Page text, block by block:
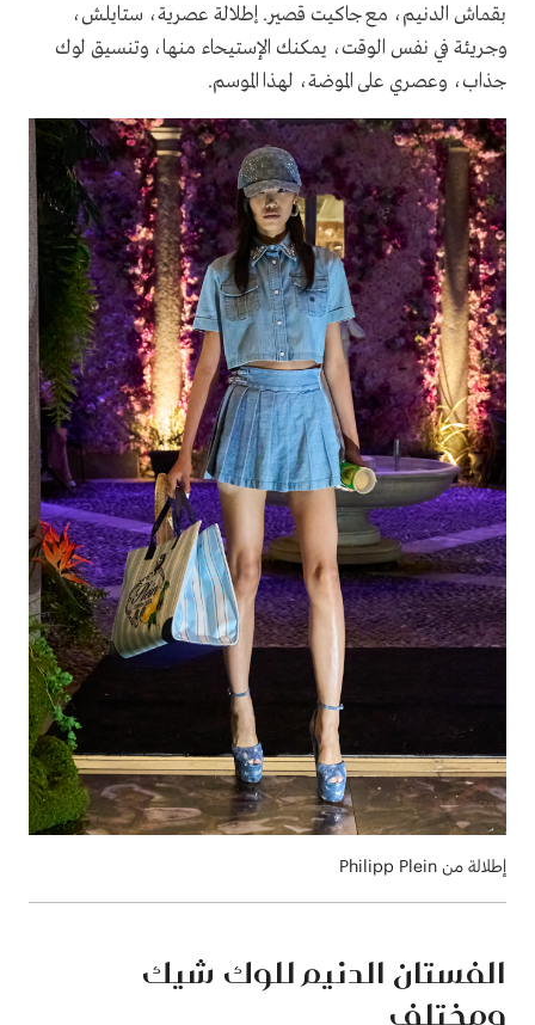
بقماش الدنيم، مع جاكيت قصير. إطلالة عصرية، ستايلش،
وجريئة في نفس الوقت، يمكنك الإستيحاء منها، وتنسيق لوك
جذاب، وعصري على الموضة، لهذا الموسم.
إطلالة من Philipp Plein
الفستان الدنيم للوك شيك
ومختلف